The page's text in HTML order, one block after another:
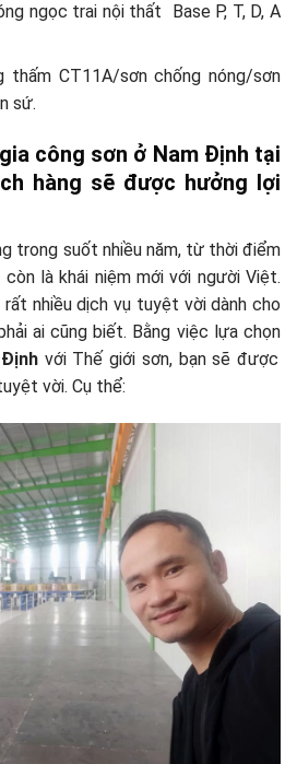
ngọc trai nội thất Base P, T, D, A
thấm CT11A/sơn chống nóng/sơn
sứ.
công sơn ở Nam Định tại
hàng sẽ được hưởng lợi
trong suốt nhiều năm, từ thời điểm
là khái niệm mới với người Việt.
nhiều dịch vụ tuyệt vời dành cho
ai cũng biết. Bằng việc lựa chọn
với Thế giới sơn, bạn sẽ được
vời. Cụ thể: